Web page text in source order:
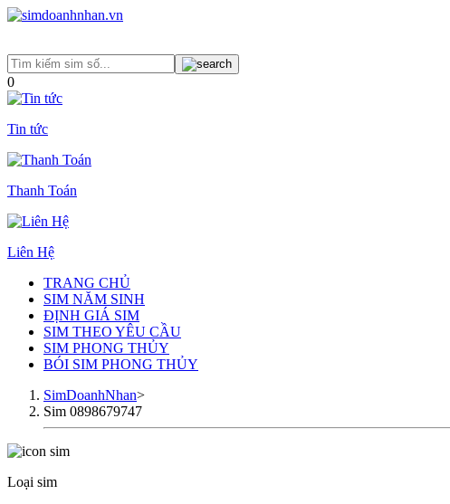
0
Tin tức
Thanh Toán
Liên Hệ
TRANG CHỦ
SIM NĂM SINH
ĐỊNH GIÁ SIM
SIM THEO YÊU CẦU
SIM PHONG THỦY
BÓI SIM PHONG THỦY
SimDoanhNhan>
Sim 0898679747
Loại sim